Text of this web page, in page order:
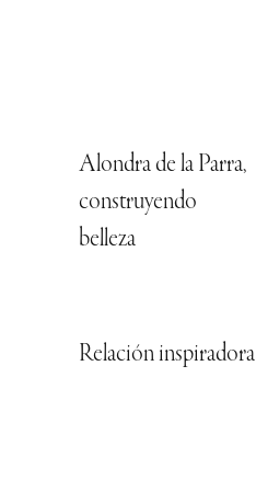
Alondra de la Parra,
construyendo
belleza
Relación inspiradora